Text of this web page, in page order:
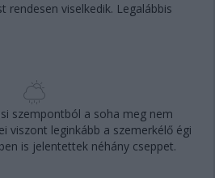
rendesen viselkedik. Legalábbis
szempontból a soha meg nem
viszont leginkább a szemerkélő égi
is jelentettek néhány cseppet.